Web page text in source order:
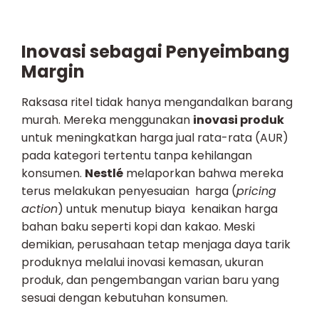
Inovasi sebagai Penyeimbang
Margin
Raksasa ritel tidak hanya mengandalkan barang
murah. Mereka menggunakan inovasi produk
untuk meningkatkan harga jual rata-rata (AUR)
pada kategori tertentu tanpa kehilangan
konsumen. Nestlé melaporkan bahwa mereka
terus melakukan penyesuaian harga (pricing
action) untuk menutup biaya kenaikan harga
bahan baku seperti kopi dan kakao. Meski
demikian, perusahaan tetap menjaga daya tarik
produknya melalui inovasi kemasan, ukuran
produk, dan pengembangan varian baru yang
sesuai dengan kebutuhan konsumen.